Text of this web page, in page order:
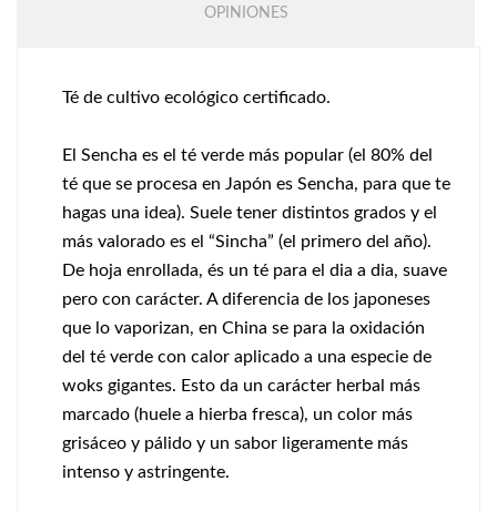
OPINIONES
Té de cultivo ecológico certificado.
El Sencha es el té verde más popular (el 80% del
té que se procesa en Japón es Sencha, para que te
hagas una idea). Suele tener distintos grados y el
más valorado es el “Sincha” (el primero del año).
De hoja enrollada, és un té para el dia a dia, suave
pero con carácter. A diferencia de los japoneses
que lo vaporizan, en China se para la oxidación
del té verde con calor aplicado a una especie de
woks gigantes. Esto da un carácter herbal más
marcado (huele a hierba fresca), un color más
grisáceo y pálido y un sabor ligeramente más
intenso y astringente.